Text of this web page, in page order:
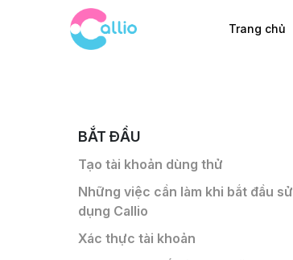
Trang chủ
BẮT ĐẦU
Tạo tài khoản dùng thử
Những việc cần làm khi bắt đầu sử
dụng Callio
Xác thực tài khoản